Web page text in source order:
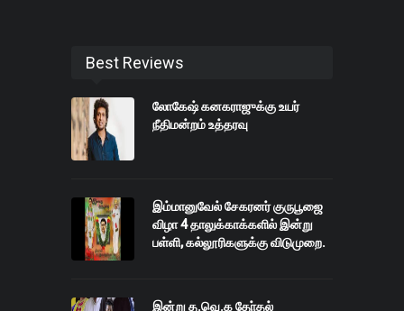
Best Reviews
லோகேஷ் கனகராஜுக்கு உயர்
நீதிமன்றம் உத்தரவு
இம்மானுவேல் சேகரனர் குருபூஜை
விழா 4 தாலுக்காக்களில் இன்று
பள்ளி, கல்லூரிகளுக்கு விடுமுறை.
இன்று த.வெ.க தோ்தல்